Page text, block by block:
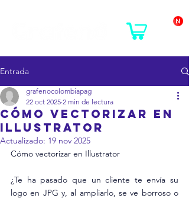
Entrada
Cómo vectorizar en
Illustrator
grafenocolombiapag
22 oct 2025 2 min de lectura
Actualizado: 19 nov 2025
Cómo vectorizar en Illustrator
¿Te ha pasado que un cliente te envía su
logo en JPG y, al ampliarlo, se ve borroso o